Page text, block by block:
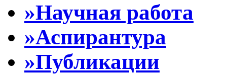
»Научная работа
»Аспирантура
»Публикации